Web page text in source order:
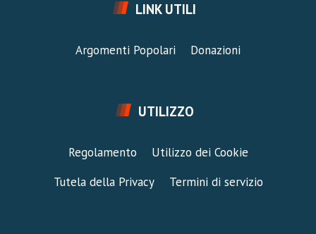
LINK UTILI
Argomenti Popolari Donazioni
UTILIZZO
Regolamento
Utilizzo dei Cookie
Tutela della Privacy
Termini di servizio